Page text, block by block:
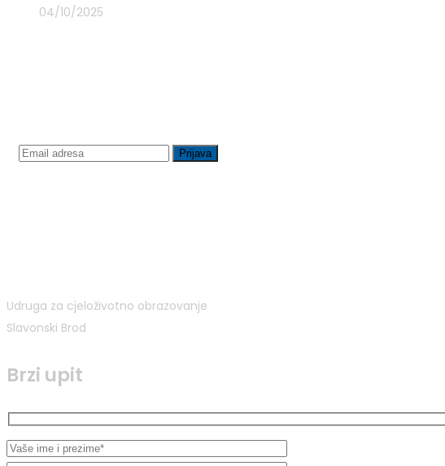
04/10/2025
Udruga za cjeloživotno obrazovanje
Slavonski Brod
Brzi upit